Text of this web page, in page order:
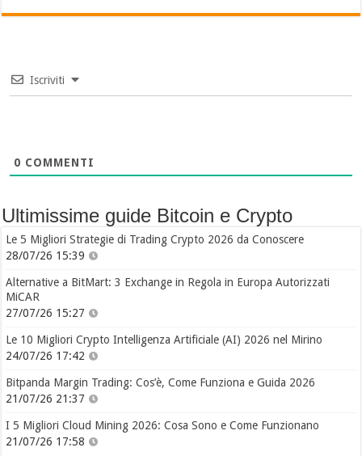
Iscriviti
0 COMMENTI
Ultimissime guide Bitcoin e Crypto
Le 5 Migliori Strategie di Trading Crypto 2026 da Conoscere
28/07/26 15:39
Alternative a BitMart: 3 Exchange in Regola in Europa Autorizzati
MiCAR
27/07/26 15:27
Le 10 Migliori Crypto Intelligenza Artificiale (AI) 2026 nel Mirino
24/07/26 17:42
Bitpanda Margin Trading: Cos’è, Come Funziona e Guida 2026
21/07/26 21:37
I 5 Migliori Cloud Mining 2026: Cosa Sono e Come Funzionano
21/07/26 17:58